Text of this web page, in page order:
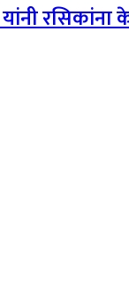
रसिकांना